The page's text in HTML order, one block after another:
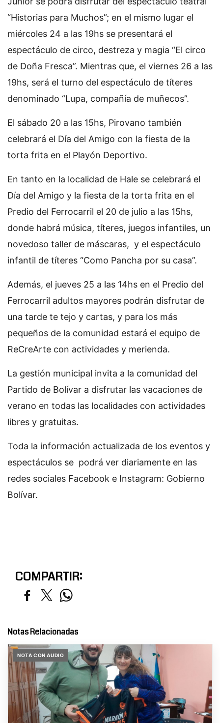
“Historias para Muchos”; en el mismo lugar el
miércoles 24 a las 19hs se presentará el
espectáculo de circo, destreza y magia “El circo
de Doña Fresca”. Mientras que, el viernes 26 a las
19hs, será el turno del espectáculo de títeres
denominado “Lupa, compañía de muñecos”.
El sábado 20 a las 15hs, Pirovano también
celebrará el Día del Amigo con la fiesta de la
torta frita en el Playón Deportivo.
En tanto en la localidad de Hale se celebrará el
Día del Amigo y la fiesta de la torta frita en el
Predio del Ferrocarril el 20 de julio a las 15hs,
donde habrá música, títeres, juegos infantiles, un
novedoso taller de máscaras, y el espectáculo
infantil de títeres “Como Pancha por su casa”.
Además, el jueves 25 a las 14hs en el Predio del
Ferrocarril adultos mayores podrán disfrutar de
una tarde te tejo y cartas, y para los más
pequeños de la comunidad estará el equipo de
ReCreArte con actividades y merienda.
La gestión municipal invita a la comunidad del
Partido de Bolívar a disfrutar las vacaciones de
verano en todas las localidades con actividades
libres y gratuitas.
Toda la información actualizada de los eventos y
espectáculos se podrá ver diariamente en las
redes sociales Facebook e Instagram: Gobierno
Bolívar.
COMPARTIR:
Notas Relacionadas
NOTA CON AUDIO